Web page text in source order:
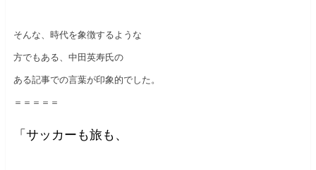
そんな、時代を象徴するような
方でもある、中田英寿氏の
ある記事での言葉が印象的でした。
＝＝＝＝＝
「サッカーも旅も、